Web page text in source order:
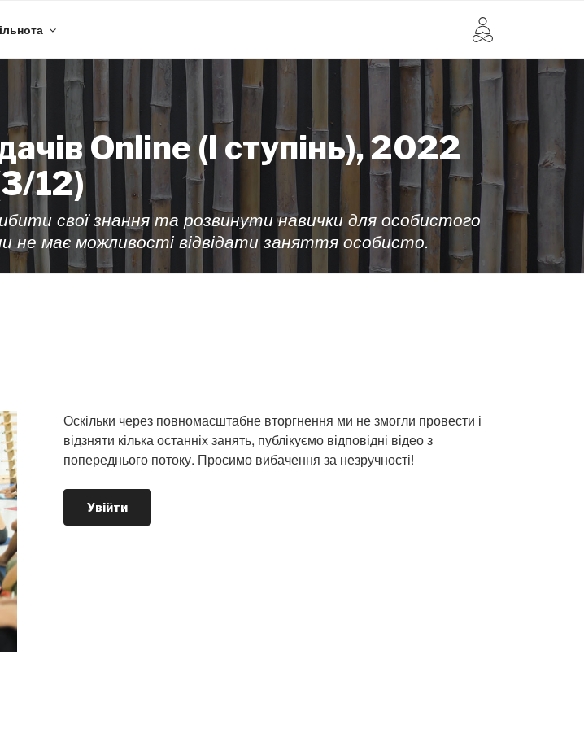
Online (I ступінь), 2022
12)
свої знання та розвинути навички для особистого
не має можливості відвідати заняття особисто.
Оскільки через повномасштабне вторгнення ми не змогли провести і
відзняти кілька останніх занять, публікуємо відповідні відео з
попереднього потоку. Просимо вибачення за незручності!
Увійти